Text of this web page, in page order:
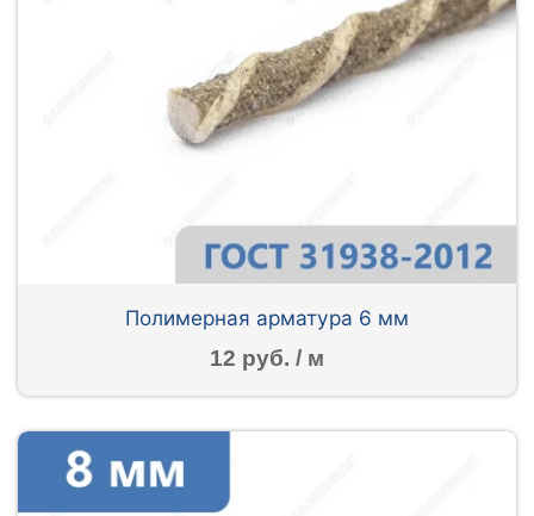
Полимерная арматура 6 мм
12 руб. / м